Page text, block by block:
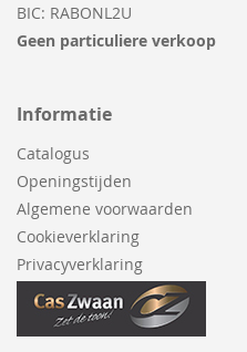
BIC: RABONL2U
Geen particuliere verkoop
Informatie
Catalogus
Openingstijden
Algemene voorwaarden
Cookieverklaring
Privacyverklaring